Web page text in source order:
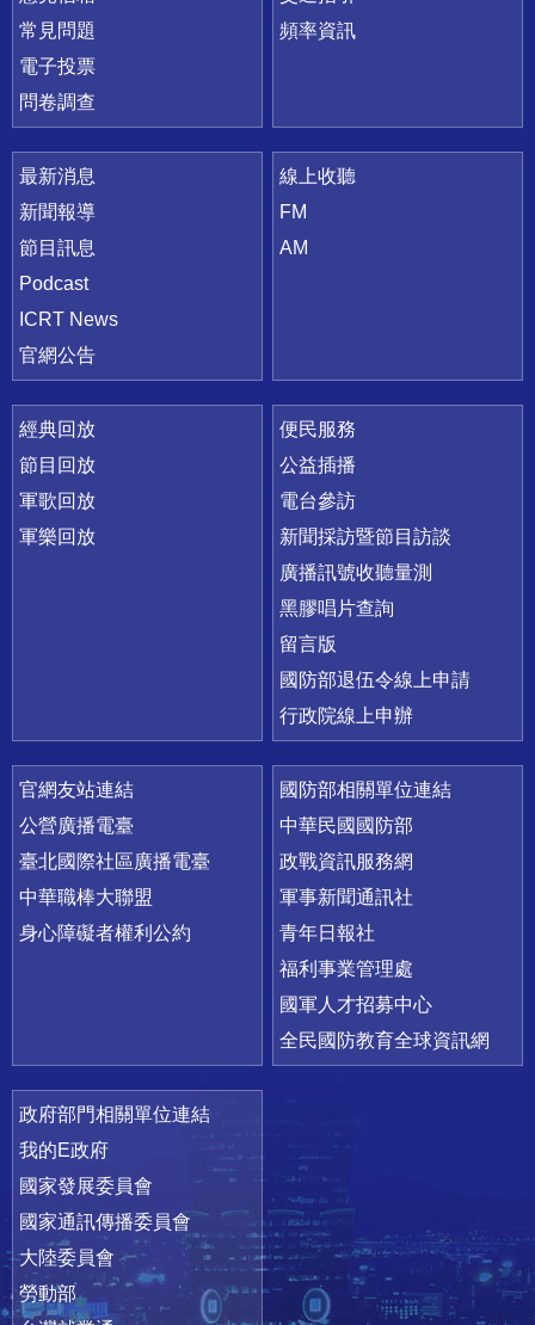
常見問題
電子投票
問卷調查
頻率資訊
最新消息
新聞報導
節目訊息
Podcast
ICRT News
官網公告
線上收聽
FM
AM
經典回放
節目回放
軍歌回放
軍樂回放
便民服務
公益插播
電台參訪
新聞採訪暨節目訪談
廣播訊號收聽量測
黑膠唱片查詢
留言版
國防部退伍令線上申請
行政院線上申辦
官網友站連結
公營廣播電臺
臺北國際社區廣播電臺
中華職棒大聯盟
身心障礙者權利公約
國防部相關單位連結
中華民國國防部
政戰資訊服務網
軍事新聞通訊社
青年日報社
福利事業管理處
國軍人才招募中心
全民國防教育全球資訊網
政府部門相關單位連結
我的E政府
國家發展委員會
國家通訊傳播委員會
大陸委員會
勞動部